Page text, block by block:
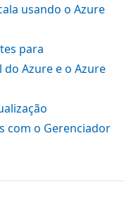
usando o Azure
para
Azure e o Azure
com o Gerenciador